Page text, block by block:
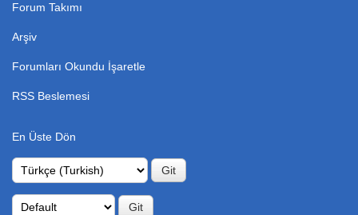
Forum Takımı
Arşiv
Forumları Okundu İşaretle
RSS Beslemesi
En Üste Dön